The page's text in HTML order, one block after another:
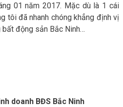
01 năm 2017. Mặc dù là 1 cái
tôi đã nhanh chóng khẳng định vị
động sản Bắc Ninh…
doanh BĐS Bắc Ninh